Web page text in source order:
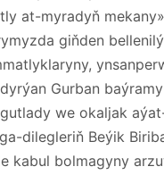
at-myradyň
giňden
Gurban
we okaljak
dilegleriň Beýik
kabul bolmagyny